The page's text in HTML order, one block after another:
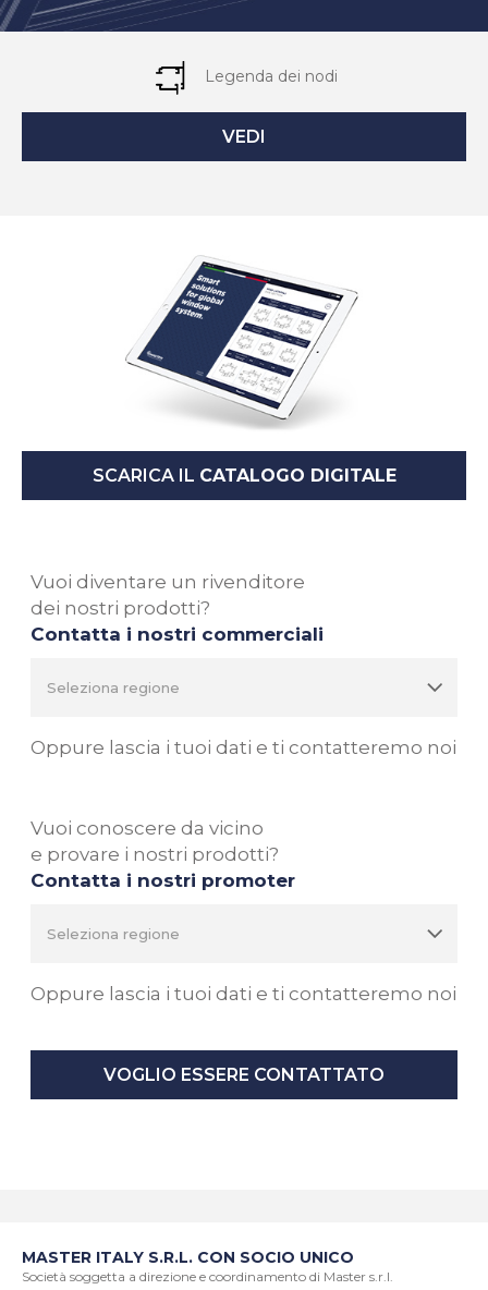
Legenda dei nodi
VEDI
SCARICA IL CATALOGO DIGITALE
Vuoi diventare un rivenditore
dei nostri prodotti?
Contatta i nostri commerciali
Oppure lascia i tuoi dati e ti contatteremo noi
Vuoi conoscere da vicino
e provare i nostri prodotti?
Contatta i nostri promoter
Oppure lascia i tuoi dati e ti contatteremo noi
VOGLIO ESSERE CONTATTATO
MASTER ITALY S.R.L. CON SOCIO UNICO
Società soggetta a direzione e coordinamento di Master s.r.l.